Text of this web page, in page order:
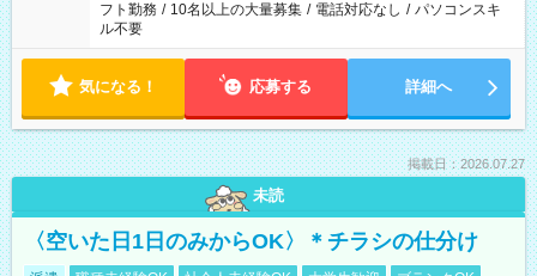
フト勤務 / 10名以上の大量募集 / 電話対応なし / パソコンスキ
ル不要
気になる！ 応募する 詳細へ
掲載日：2026.07.27
未読
〈空いた日1日のみからOK〉＊チラシの仕分け